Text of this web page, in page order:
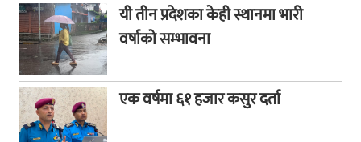
यी तीन प्रदेशका केही स्थानमा भारी
वर्षाको सम्भावना
एक वर्षमा ६१ हजार कसुर दर्ता